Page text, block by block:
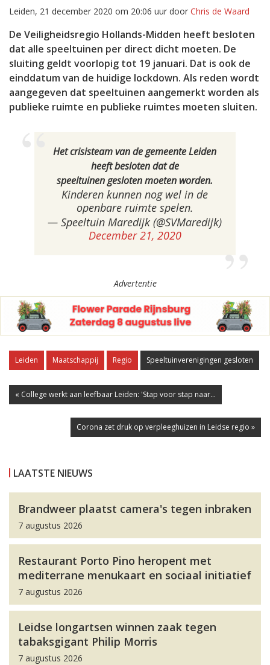
Leiden, 21 december 2020 om 20:06 uur door Chris de Waard
De Veiligheidsregio Hollands-Midden heeft besloten
dat alle speeltuinen per direct dicht moeten. De
sluiting geldt voorlopig tot 19 januari. Dat is ook de
einddatum van de huidige lockdown. Als reden wordt
aangegeven dat speeltuinen aangemerkt worden als
publieke ruimte en publieke ruimtes moeten sluiten.
Het crisisteam van de gemeente Leiden
heeft besloten dat de
speeltuinen gesloten moeten worden.
Kinderen kunnen nog wel in de
openbare ruimte spelen.
— Speeltuin Maredijk (@SVMaredijk)
December 21, 2020
Advertentie
Leiden Maatschappij Regio Speeltuinverenigingen gesloten
« College werkt aan leefbaar Leiden: 'Stap voor stap naar...
Corona zet druk op verpleeghuizen in Leidse regio »
LAATSTE NIEUWS
Brandweer plaatst camera's tegen inbraken
7 augustus 2026
Restaurant Porto Pino heropent met
mediterrane menukaart en sociaal initiatief
7 augustus 2026
Leidse longartsen winnen zaak tegen
tabaksgigant Philip Morris
7 augustus 2026